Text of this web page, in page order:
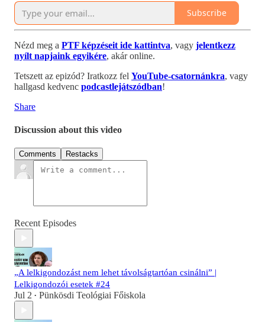
Subscribe
Nézd meg a PTF képzéseit ide kattintva, vagy jelentkezz
nyílt napjaink egyikére, akár online.
Tetszett az epizód? Iratkozz fel YouTube-csatornánkra, vagy
hallgasd kedvenc podcastlejátszódban!
Share
Discussion about this video
Comments Restacks
Recent Episodes
„A lelkigondozást nem lehet távolságtartóan csinálni” |
Lelkigondozói esetek #24
Jul 2 • Pünkösdi Teológiai Főiskola